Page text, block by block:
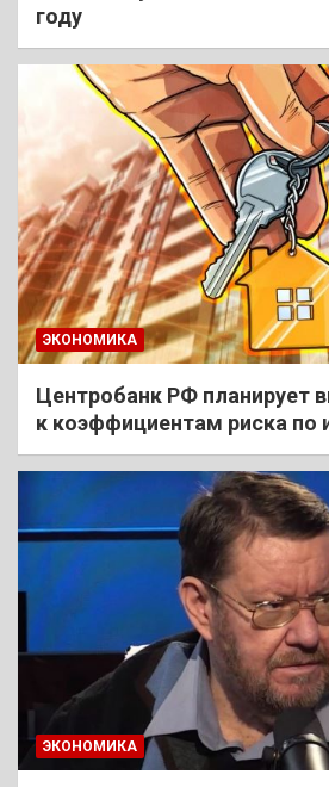
году
ЭКОНОМИКА
Центробанк РФ планирует
к коэффициентам риска по
ЭКОНОМИКА